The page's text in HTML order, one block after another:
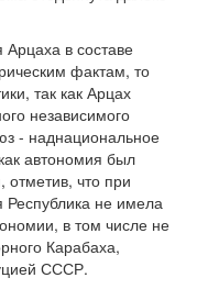
Арцаха в составе
фактам, то
так как Арцах
независимого
- наднациональное
автономия был
что при
не имела
в том числе не
Карабаха,
СССР.